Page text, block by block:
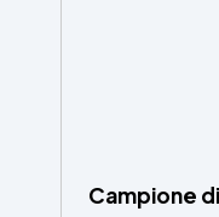
Campione